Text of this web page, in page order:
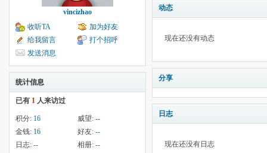
vincizhao
收听TA
加为好友
给我留言
打个招呼
发送消息
统计信息
已有 1 人来访过
积分: 16 威望: --
金钱: 16 好友: --
日志: -- 相册: --
动态
现在还没有动态
分享
日志
现在还没有日志